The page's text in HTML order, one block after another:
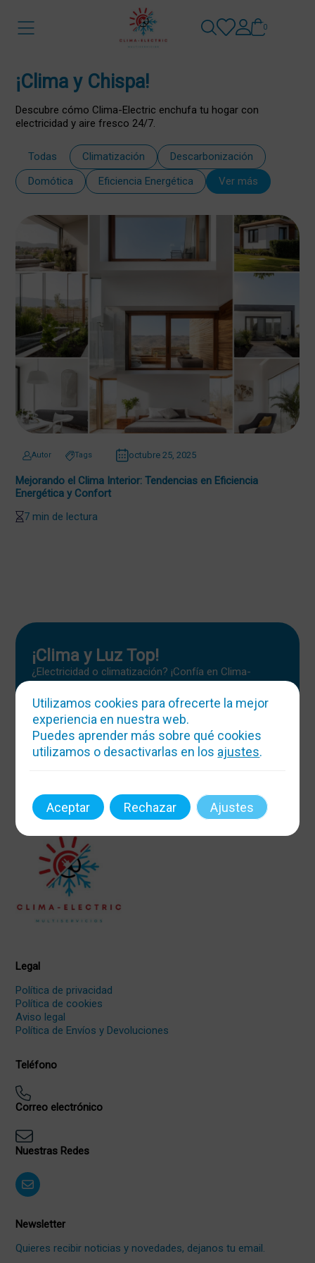
0
¡Clima y Chispa!
Descubre cómo Clima-Electric enchufa tu hogar con
electricidad y aire fresco 24/7.
Todas Climatización
Descarbonización
Domótica
Eficiencia Energética Ver más
Autor Tags octubre 25, 2025
Mejorando el Clima Interior: Tendencias en Eficiencia
Energética y Confort
7 min de lectura
¡Clima y Luz Top!
¿Electricidad o climatización? ¡Confía en Clima-
Electric! Atendemos 24h, hacemos magia con la
temperatura y la energía. ¡Boletines y reformas sin
estrés!
Mas info
Legal
Política de privacidad
Política de cookies
Aviso legal
Política de Envíos y Devoluciones
Teléfono
Correo electrónico
Nuestras Redes
Newsletter
Quieres recibir noticias y novedades, dejanos tu email.
Utilizamos cookies para ofrecerte la mejor
experiencia en nuestra web.
Puedes aprender más sobre qué cookies
utilizamos o desactivarlas en los ajustes.
Aceptar Rechazar Ajustes